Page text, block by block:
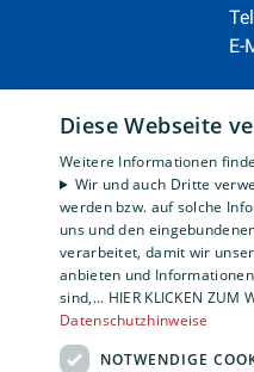
E-
Diese Webseite
Weitere Informationen
Wir und auch Dritte
werden bzw. auf solche
uns und den
verarbeitet, damit wir
anbieten und
sind,... HIER KLICKEN ZUM
Datenschutzhinweise
NOTWENDIGE